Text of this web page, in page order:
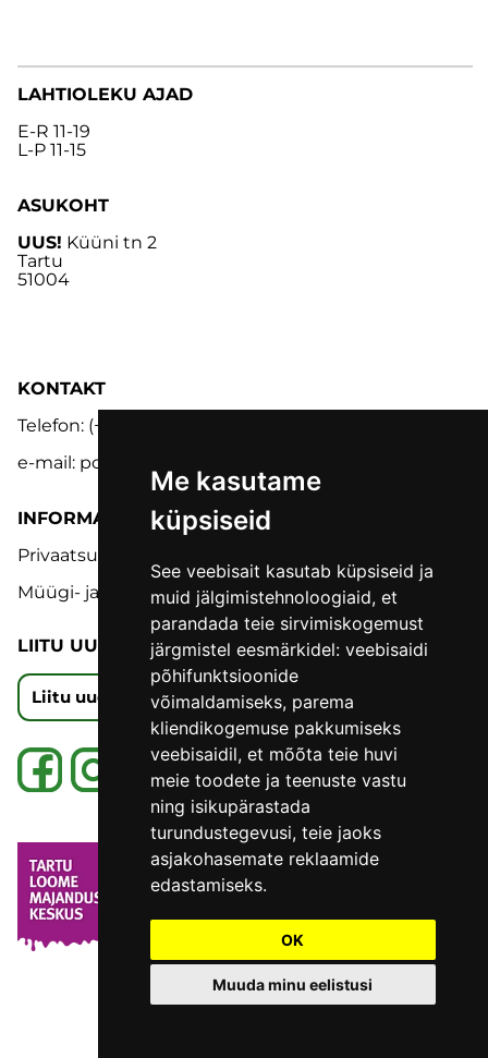
Me kasutame
küpsiseid
See veebisait kasutab küpsiseid ja
muid jälgimistehnoloogiaid, et
parandada teie sirvimiskogemust
järgmistel eesmärkidel: veebisaidi
põhifunktsioonide
võimaldamiseks, parema
kliendikogemuse pakkumiseks
veebisaidil, et mõõta teie huvi
meie toodete ja teenuste vastu
ning isikupärastada
turundustegevusi, teie jaoks
asjakohasemate reklaamide
edastamiseks.
OK
Muuda minu eelistusi
LAHTIOLEKU AJAD
E-R 11-19
L-P 11-15
ASUKOHT
UUS! Küüni tn 2
Tartu
51004
KONTAKT
Telefon: (+372) 5302 9848
e-mail: pood@lmk.ee
INFORMATSIOON
Privaatsuspoliitika
Müügi- ja tagastustingimused
LIITU UUDISKIRJAGA
Liitu uudiskirjaga